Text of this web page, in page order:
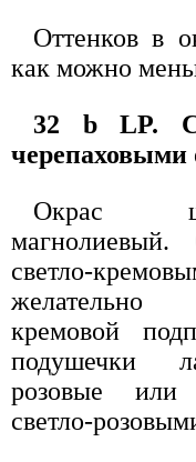
Оттенков в
как можно
32 b LP.
черепаховыми
Окрас
светло-
желательно
кремовой
подушечки
розовые или
светло-